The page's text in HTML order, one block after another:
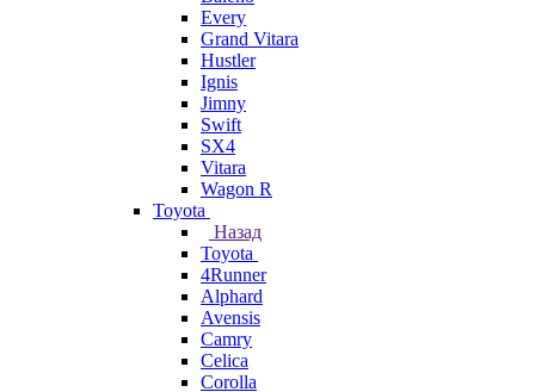
Every
Grand Vitara
Hustler
Ignis
Jimny
Swift
SX4
Vitara
Wagon R
Toyota
Назад
Toyota
4Runner
Alphard
Avensis
Camry
Celica
Corolla